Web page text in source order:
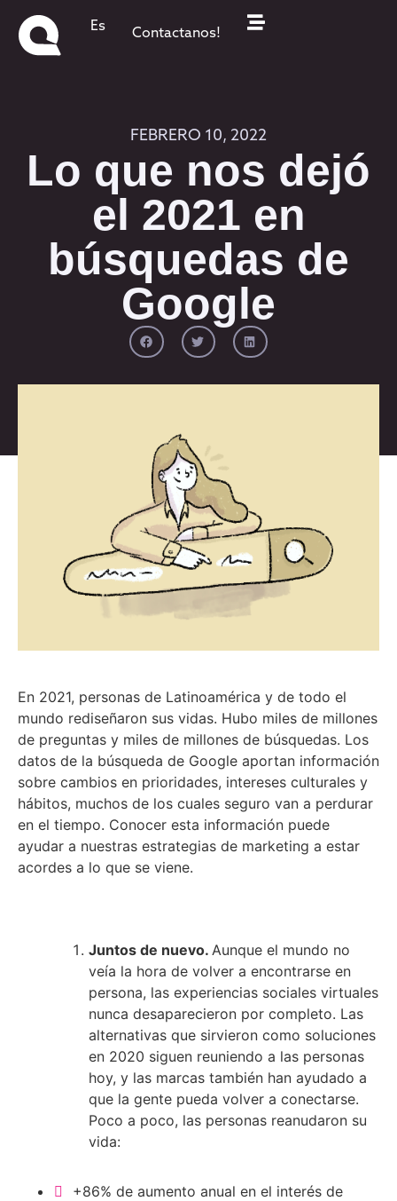
Es Contactanos!
FEBRERO 10, 2022
Lo que nos dejó
el 2021 en
búsquedas de
Google
En 2021, personas de Latinoamérica y de todo el
mundo rediseñaron sus vidas. Hubo miles de millones
de preguntas y miles de millones de búsquedas. Los
datos de la búsqueda de Google aportan información
sobre cambios en prioridades, intereses culturales y
hábitos, muchos de los cuales seguro van a perdurar
en el tiempo. Conocer esta información puede
ayudar a nuestras estrategias de marketing a estar
acordes a lo que se viene.
Juntos de nuevo. Aunque el mundo no
veía la hora de volver a encontrarse en
persona, las experiencias sociales virtuales
nunca desaparecieron por completo. Las
alternativas que sirvieron como soluciones
en 2020 siguen reuniendo a las personas
hoy, y las marcas también han ayudado a
que la gente pueda volver a conectarse.
Poco a poco, las personas reanudaron su
vida:
+86% de aumento anual en el interés de